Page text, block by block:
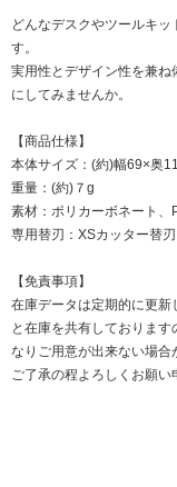
どんなデスクやツールキ
す。
実用性とデザイン性を兼ね
にしてみませんか。
【商品仕様】
本体サイズ：(約)幅69×奥
重量：(約)７g
素材：ポリカーボネート
専用替刃：XSカッター替刃
【免責事項】
在庫データは定期的に更
と在庫を共有しておりま
なりご用意が出来ない場合
ご了承の程よろしくお願い